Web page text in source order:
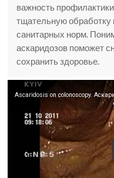
важность
тщательную обработку
санитарных норм.
аскаридозов поможет
сохранить здоровье.
Ascaridosis on colonoscopy.